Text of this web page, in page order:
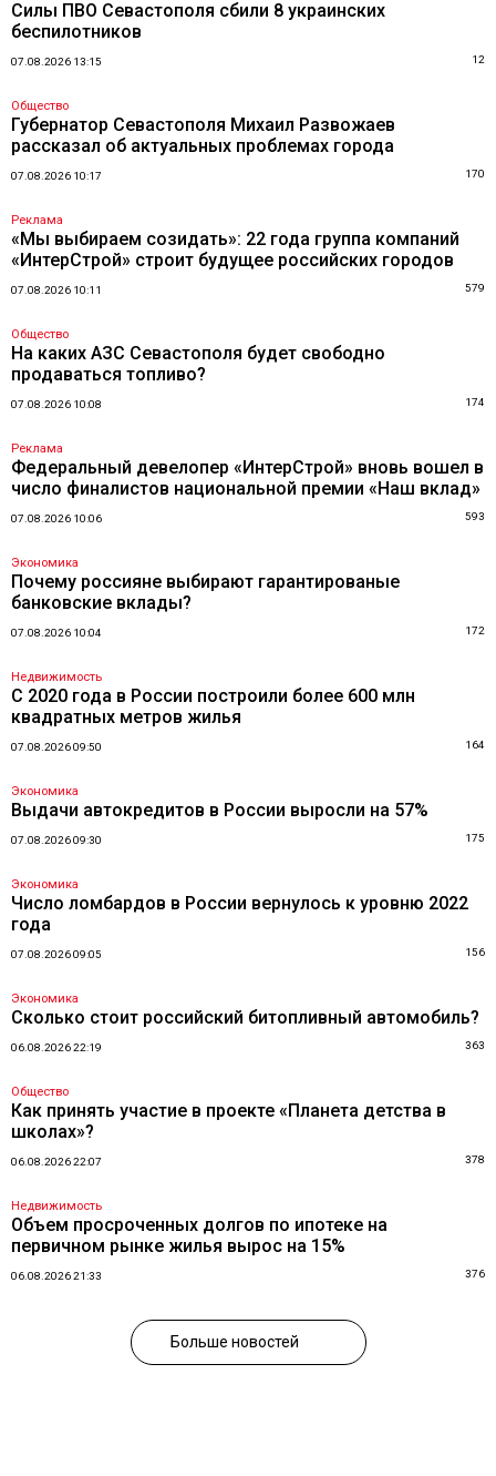
Силы ПВО Севастополя сбили 8 украинских
беспилотников
07.08.2026 13:15 12
Общество
Губернатор Севастополя Михаил Развожаев
рассказал об актуальных проблемах города
07.08.2026 10:17 170
Реклама
«Мы выбираем созидать»: 22 года группа компаний
«ИнтерСтрой» строит будущее российских городов
07.08.2026 10:11 579
Общество
На каких АЗС Севастополя будет свободно
продаваться топливо?
07.08.2026 10:08 174
Реклама
Федеральный девелопер «ИнтерСтрой» вновь вошел в
число финалистов национальной премии «Наш вклад»
07.08.2026 10:06 593
Экономика
Почему россияне выбирают гарантированые
банковские вклады?
07.08.2026 10:04 172
Недвижимость
С 2020 года в России построили более 600 млн
квадратных метров жилья
07.08.2026 09:50 164
Экономика
Выдачи автокредитов в России выросли на 57%
07.08.2026 09:30 175
Экономика
Число ломбардов в России вернулось к уровню 2022
года
07.08.2026 09:05 156
Экономика
Сколько стоит российский битопливный автомобиль?
06.08.2026 22:19 363
Общество
Как принять участие в проекте «Планета детства в
школах»?
06.08.2026 22:07 378
Недвижимость
Объем просроченных долгов по ипотеке на
первичном рынке жилья вырос на 15%
06.08.2026 21:33 376
Больше новостей